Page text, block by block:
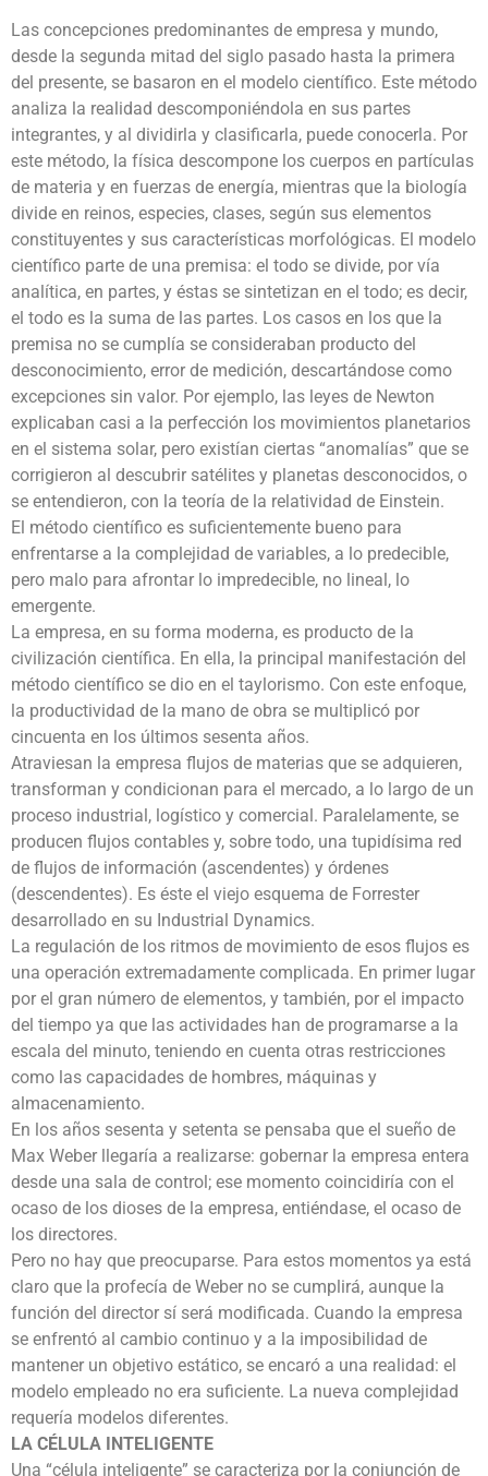
Las concepciones predominantes de empresa y mundo,
desde la segunda mitad del siglo pasado hasta la primera
del presente, se basaron en el modelo científico. Este método
analiza la realidad descomponiéndola en sus partes
integrantes, y al dividirla y clasificarla, puede conocerla. Por
este método, la física descompone los cuerpos en partículas
de materia y en fuerzas de energía, mientras que la biología
divide en reinos, especies, clases, según sus elementos
constituyentes y sus características morfológicas. El modelo
científico parte de una premisa: el todo se divide, por vía
analítica, en partes, y éstas se sintetizan en el todo; es decir,
el todo es la suma de las partes. Los casos en los que la
premisa no se cumplía se consideraban producto del
desconocimiento, error de medición, descartándose como
excepciones sin valor. Por ejemplo, las leyes de Newton
explicaban casi a la perfección los movimientos planetarios
en el sistema solar, pero existían ciertas “anomalías” que se
corrigieron al descubrir satélites y planetas desconocidos, o
se entendieron, con la teoría de la relatividad de Einstein.
El método científico es suficientemente bueno para
enfrentarse a la complejidad de variables, a lo predecible,
pero malo para afrontar lo impredecible, no lineal, lo
emergente.
La empresa, en su forma moderna, es producto de la
civilización científica. En ella, la principal manifestación del
método científico se dio en el taylorismo. Con este enfoque,
la productividad de la mano de obra se multiplicó por
cincuenta en los últimos sesenta años.
Atraviesan la empresa flujos de materias que se adquieren,
transforman y condicionan para el mercado, a lo largo de un
proceso industrial, logístico y comercial. Paralelamente, se
producen flujos contables y, sobre todo, una tupidísima red
de flujos de información (ascendentes) y órdenes
(descendentes). Es éste el viejo esquema de Forrester
desarrollado en su Industrial Dynamics.
La regulación de los ritmos de movimiento de esos flujos es
una operación extremadamente complicada. En primer lugar
por el gran número de elementos, y también, por el impacto
del tiempo ya que las actividades han de programarse a la
escala del minuto, teniendo en cuenta otras restricciones
como las capacidades de hombres, máquinas y
almacenamiento.
En los años sesenta y setenta se pensaba que el sueño de
Max Weber llegaría a realizarse: gobernar la empresa entera
desde una sala de control; ese momento coincidiría con el
ocaso de los dioses de la empresa, entiéndase, el ocaso de
los directores.
Pero no hay que preocuparse. Para estos momentos ya está
claro que la profecía de Weber no se cumplirá, aunque la
función del director sí será modificada. Cuando la empresa
se enfrentó al cambio continuo y a la imposibilidad de
mantener un objetivo estático, se encaró a una realidad: el
modelo empleado no era suficiente. La nueva complejidad
requería modelos diferentes.
LA CÉLULA INTELIGENTE
Una “célula inteligente” se caracteriza por la conjunción de